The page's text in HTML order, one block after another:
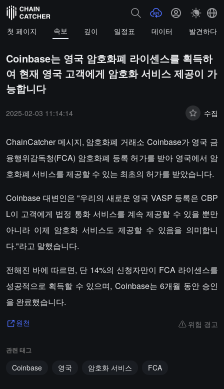
첫 페이지 속보 깊이 일정표 데이터 발견하다
Coinbase는 영국 암호화폐 라이센스를 획득하
여 현재 영국 고객에게 암호화 서비스 제공이 가
능합니다
2025-02-03 11:14:14 수집
ChainCatcher 메시지, 암호화폐 거래소 Coinbase가 영국 금
융행위감독청(FCA) 암호화폐 등록 허가를 받아 영국에서 암
호화폐 서비스를 제공할 수 있는 최초의 허가를 받았습니다.
Coinbase 대변인은 "우리의 새로운 영국 VASP 등록은 CBP
L이 고객에게 법정 통화 서비스를 계속 제공할 수 있을 뿐만
아니라 이제 암호화 서비스도 제공할 수 있음을 의미합니
다."라고 말했습니다.
전해진 바에 따르면, 단 14%의 신청자만이 FCA 라이센스를
성공적으로 획득할 수 있으며, Coinbase는 6개월 동안 승인
을 완료했습니다.
원천 위험 경고
관련 태그
Coinbase 영국 암호화 서비스 FCA